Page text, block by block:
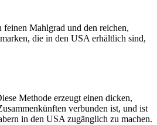
Mahlgrad und den reichen,
die in den USA erhältlich sind,
Methode erzeugt einen dicken,
verbunden ist, und ist
in den USA zugänglich zu machen.